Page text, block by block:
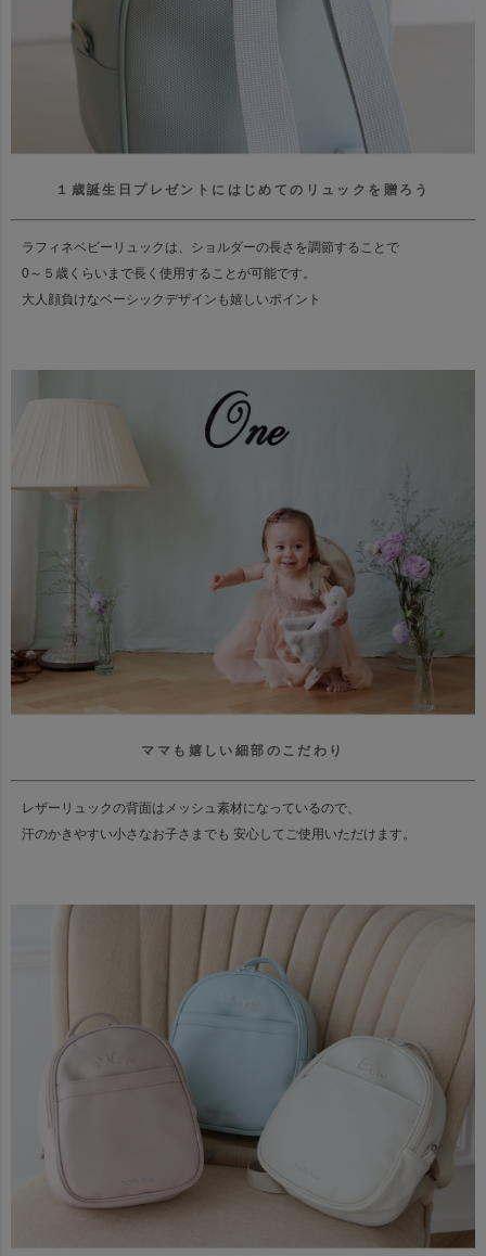
１歳誕生日プレゼントにはじめてのリュックを贈ろう
ラフィネベビーリュックは、ショルダーの長さを調節することで
0～５歳くらいまで長く使用することが可能です。
大人顔負けなベーシックデザインも嬉しいポイント
ママも嬉しい細部のこだわり
レザーリュックの背面はメッシュ素材になっているので、
汗のかきやすい小さなお子さまでも 安心してご使用いただけます。